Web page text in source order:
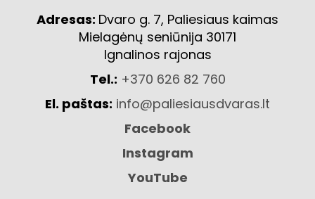
Adresas: Dvaro g. 7, Paliesiaus kaimas
Mielagėnų seniūnija 30171
Ignalinos rajonas
Tel.: +370 626 82 760
El. paštas: info@paliesiausdvaras.lt
Facebook
Instagram
YouTube